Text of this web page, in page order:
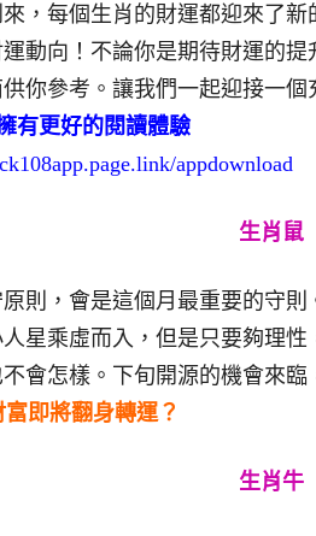
來，每個生肖的財運都迎來了
動向！不論你是期待財運的
你參考。讓我們一起迎接一個
有更好的閱讀體驗
appdownload
生肖鼠
則，會是這個月最重要的守
星乘虛而入，但是只要夠理
會怎樣。下旬開源的機會來臨
即將翻身轉運？
生肖牛